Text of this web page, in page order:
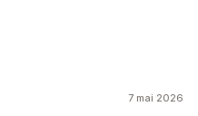
7 mai 2026